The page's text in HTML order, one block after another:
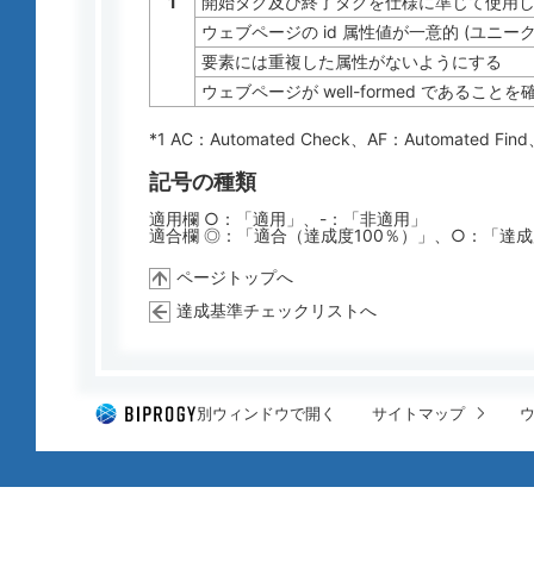
ウェブページの id 属性値が一意的 (ユニー
要素には重複した属性がないようにする
ウェブページが well-formed であることを
*1 AC： Automated Check 、AF： Automated Find
記号の種類
適用欄 ○：「適用」、-：「非適用」
適合欄 ◎：「適合（達成度100％）」、○：「達
ページトップへ
達成基準チェックリストへ
別ウィンドウで開く サイトマップ